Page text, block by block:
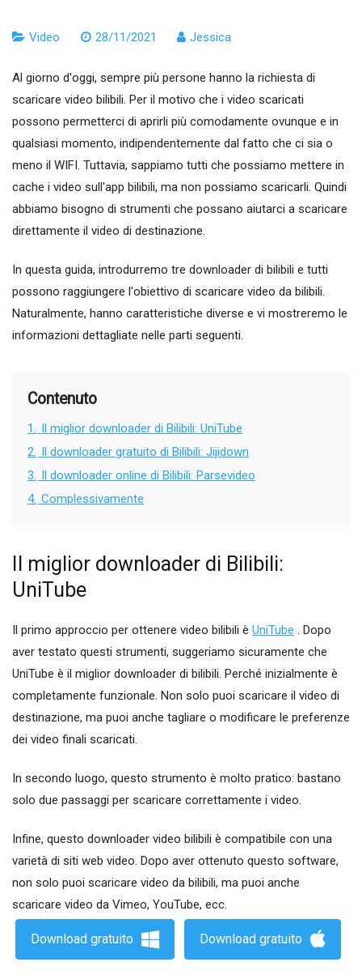
Video 28/11/2021 Jessica
Al giorno d'oggi, sempre più persone hanno la richiesta di
scaricare video bilibili. Per il motivo che i video scaricati
possono permetterci di aprirli più comodamente ovunque e in
qualsiasi momento, indipendentemente dal fatto che ci sia o
meno il WIFI. Tuttavia, sappiamo tutti che possiamo mettere in
cache i video sull'app bilibili, ma non possiamo scaricarli. Quindi
abbiamo bisogno di strumenti che possano aiutarci a scaricare
direttamente il video di destinazione.
In questa guida, introdurremo tre downloader di bilibili e tutti
possono raggiungere l'obiettivo di scaricare video da bilibili.
Naturalmente, hanno caratteristiche diverse e vi mostreremo le
informazioni dettagliate nelle parti seguenti.
Contenuto
1.
Il miglior downloader di Bilibili: UniTube
2.
Il downloader gratuito di Bilibili: Jijidown
3.
Il downloader online di Bilibili: Parsevideo
4. Complessivamente
Il miglior downloader di Bilibili:
UniTube
Il primo approccio per ottenere video bilibili è UniTube . Dopo
aver testato questi strumenti, suggeriamo sicuramente che
UniTube è il miglior downloader di bilibili. Perché inizialmente è
completamente funzionale. Non solo puoi scaricare il video di
destinazione, ma puoi anche tagliare o modificare le preferenze
dei video finali scaricati.
In secondo luogo, questo strumento è molto pratico: bastano
solo due passaggi per scaricare correttamente i video.
Infine, questo downloader video bilibili è compatibile con una
varietà di siti web video. Dopo aver ottenuto questo software,
non solo puoi scaricare video da bilibili, ma puoi anche
scaricare video da Vimeo, YouTube, ecc.
Download gratuito Download gratuito